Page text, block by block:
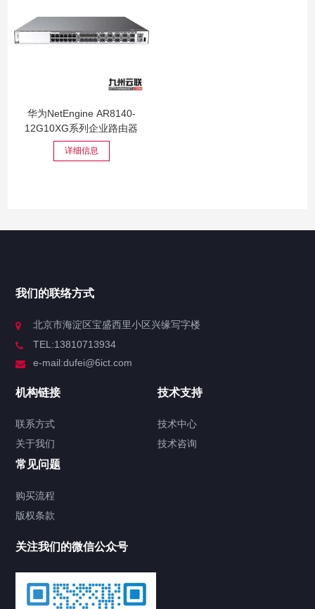
华为NetEngine AR8140-
12G10XG系列企业路由器
详细信息
我们的联络方式
北京市海淀区宝盛西里小区兴缘写字楼
TEL:13810713934
e-mail:dufei@6ict.com
机构链接
联系方式
关于我们
技术支持
技术中心
技术咨询
常见问题
购买流程
版权条款
关注我们的微信公众号